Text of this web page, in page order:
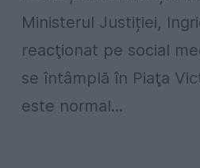
Ministerul Justiției,
reacţionat pe social
se întâmplă în Piaţa
este normal...